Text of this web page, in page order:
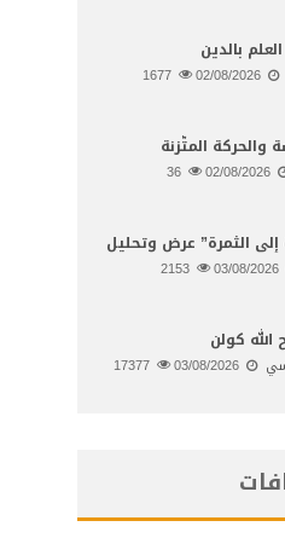
بالدين
02/08/2026
والحركة المتّزنة
02/08/2026
إلى الثمرة” عرض وتحليل
03/08/2026
كولن
03/08/2026